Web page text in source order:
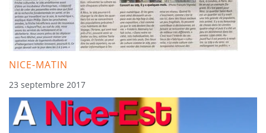
NICE-MATIN
23 septembre 2017